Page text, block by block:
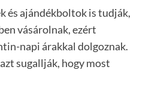
és ajándékboltok is tudják,
vásárolnak, ezért
napi árakkal dolgoznak.
sugallják, hogy most